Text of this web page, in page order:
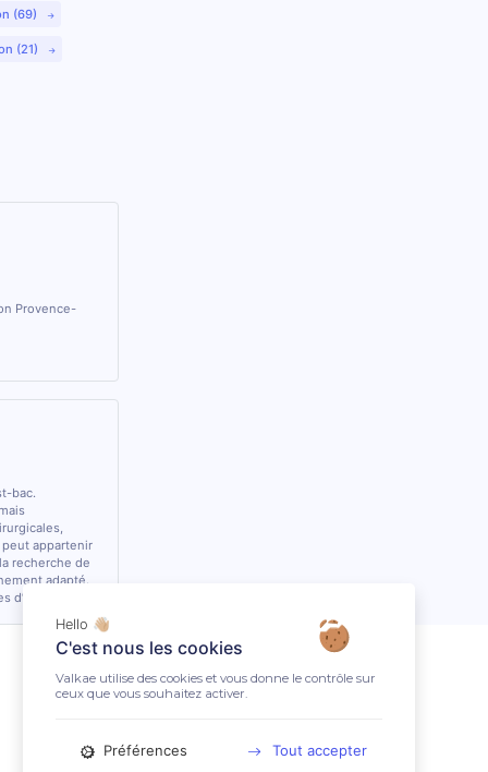
(69)
(21)
Provence-
bac.
appartenir
recherche de
adapté.
Hello 👋🏼
C'est nous les cookies
Valkae utilise des cookies et vous donne le contrôle sur
ceux que vous souhaitez activer.
Préférences Tout accepter